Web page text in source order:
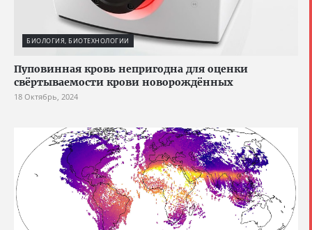
БИОЛОГИЯ, БИОТЕХНОЛОГИИ
Пуповинная кровь непригодна для оценки
свёртываемости крови новорождённых
18 Октябрь, 2024